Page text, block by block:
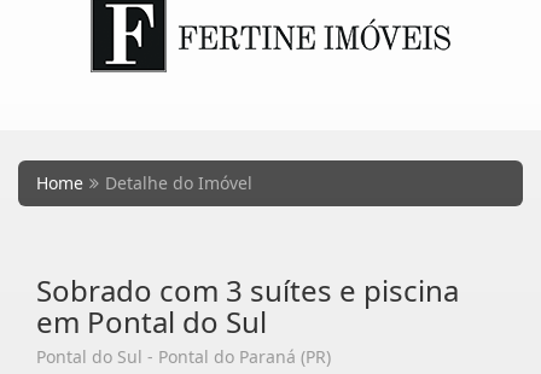
Home Detalhe do Imóvel
Sobrado com 3 suítes e piscina
em Pontal do Sul
Pontal do Sul - Pontal do Paraná (PR)